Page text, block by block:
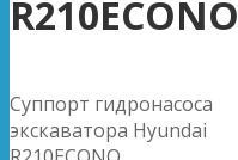
R210ECONO
Суппорт гидронасоса
экскаватора Hyundai